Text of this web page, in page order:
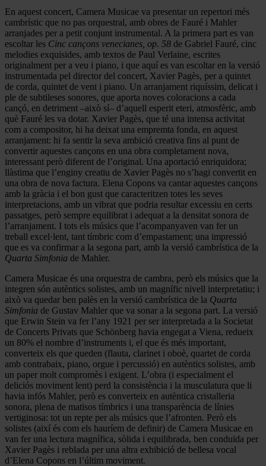
En aquest concert, Camera Musicae va presentar un repertori més
cambrístic que no pas orquestral, amb obres de Fauré i Mahler
arranjades per a petit conjunt instrumental. A la primera part es van
escoltar les Cinc cançons venecianes, op. 58 de Gabriel Fauré, cinc
melodies exquisides, amb textos de Paul Verlaine, escrites
originalment per a veu i piano, i que aquí es van escoltar en la versió
instrumentada pel director del concert, Xavier Pagès, per a quintet
de corda, quintet de vent i piano. Un arranjament riquíssim, delicat i
ple de subtileses sonores, que aporta noves coloracions a cada
cançó, en detriment –això sí– d’aquell esperit eteri, atmosfèric, amb
què Fauré les va dotar. Xavier Pagès, que té una intensa activitat
com a compositor, hi ha deixat una empremta fonda, en aquest
arranjament: hi fa sentir la seva ambició creativa fins al punt de
convertir aquestes cançons en una obra completament nova,
interessant però diferent de l’original. Una aportació enriquidora;
llàstima que l’enginy creatiu de Xavier Pagès no s’hagi convertit en
una obra de nova factura. Elena Copons va cantar aquestes cançons
amb la gràcia i el bon gust que caracteritzen totes les seves
interpretacions, amb un vibrat que podria resultar excessiu en certs
passatges, però sempre equilibrat i adequat a la densitat sonora de
l’arranjament. I tots els músics que l’acompanyaven van fer un
treball excel·lent, tant tímbric com d’empastament; una impressió
que es va confirmar a la segona part, amb la versió cambrística de la
Quarta Simfonia de Mahler.
Camera Musicae és una orquestra de cambra, però els músics que la
integren són autèntics solistes, amb un magnífic nivell interpretatiu; i
això va quedar ben palès en la versió cambrística de la Quarta
Simfonia de Gustav Mahler que va sonar a la segona part. La versió
que Erwin Stein va fer l’any 1921 per ser interpretada a la Societat
de Concerts Privats que Schönberg havia engegat a Viena, redueix
un 80% el nombre d’instruments i, el que és més important,
converteix els que queden (flauta, clarinet i oboè, quartet de corda
amb contrabaix, piano, orgue i percussió) en autèntics solistes, amb
un paper molt compromès i exigent. L’obra (i especialment el
deliciós moviment lent) perd la consistència i la musculatura que li
havia infós Mahler, però es converteix en autèntica cristalleria
sonora, plena de matisos tímbrics i una transparència de línies
vertiginosa: tot un repte per als músics que l’afronten. Però els
solistes (així és com els hauríem de definir) de Camera Musicae en
van fer una lectura magnífica, sòlida i equilibrada, ben conduïda per
Xavier Pagès i reblada per una altra exhibició de bellesa vocal
d’Elena Copons en l’últim moviment.